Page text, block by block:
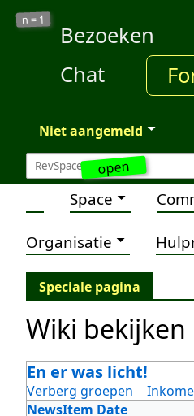
open
n = 1
Bezoeken
Chat
Niet aangemeld
Space
Organisatie
Speciale pagina
Wiki bekijken
En er was licht!
Verberg groepen
NewsItem Date